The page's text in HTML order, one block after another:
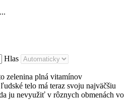
Hlas
zelenina plná vitamínov
telo má teraz svoju najväčšiu
ju nevyužiť v rôznych obmenách vo